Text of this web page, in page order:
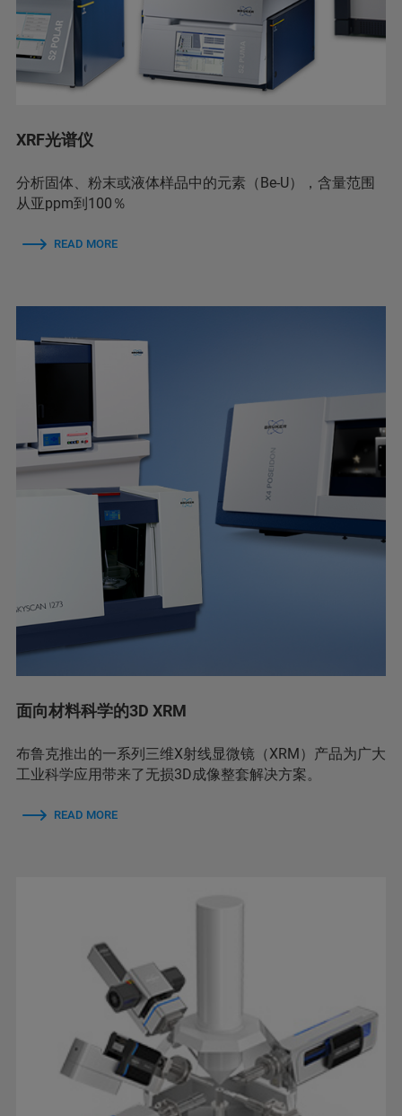
XRF光谱仪
分析固体、粉末或液体样品中的元素（Be-U），含量范围
从亚ppm到100％
READ MORE
面向材料科学的3D XRM
布鲁克推出的一系列三维X射线显微镜（XRM）产品为广大
工业科学应用带来了无损3D成像整套解决方案。
READ MORE